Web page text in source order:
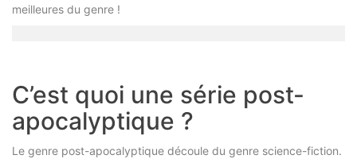
meilleures du genre !
C’est quoi une série post-
apocalyptique ?
Le genre post-apocalyptique découle du genre science-fiction.